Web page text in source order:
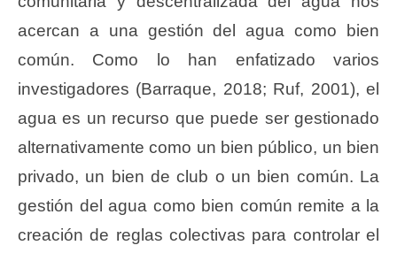
acercan a una gestión del agua como bien
común. Como lo han enfatizado varios
investigadores (Barraque, 2018; Ruf, 2001), el
agua es un recurso que puede ser gestionado
alternativamente como un bien público, un bien
privado, un bien de club o un bien común. La
gestión del agua como bien común remite a la
creación de reglas colectivas para controlar el